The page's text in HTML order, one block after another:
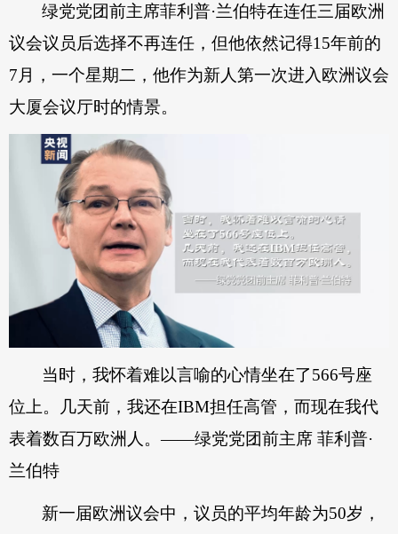
绿党党团前主席菲利普·兰伯特在连任三届欧洲
议会议员后选择不再连任，但他依然记得15年前的
7月，一个星期二，他作为新人第一次进入欧洲议会
大厦会议厅时的情景。
当时，我怀着难以言喻的心情坐在了566号座
位上。几天前，我还在IBM担任高管，而现在我代
表着数百万欧洲人。——绿党党团前主席 菲利普·
兰伯特
新一届欧洲议会中，议员的平均年龄为50岁，